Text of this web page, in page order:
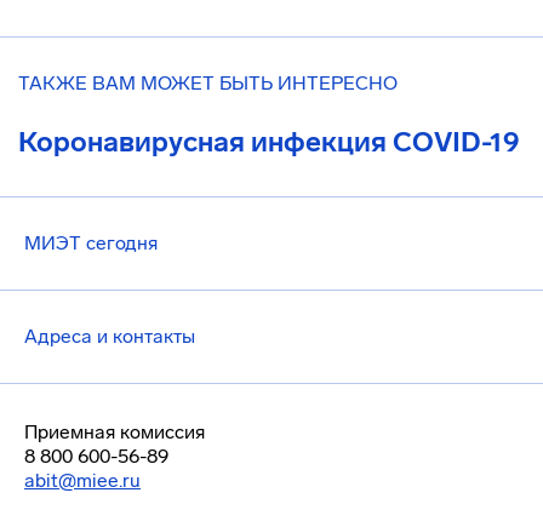
ТАКЖЕ ВАМ МОЖЕТ БЫТЬ ИНТЕРЕСНО
Коронавирусная инфекция COVID-19
МИЭТ сегодня
Адреса и контакты
Приемная комиссия
8 800 600-56-89
abit@miee.ru